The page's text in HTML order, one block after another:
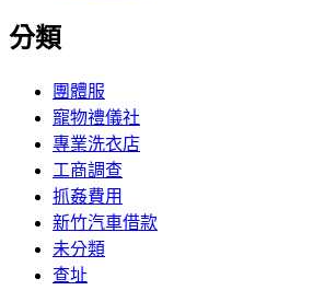
分類
團體服
寵物禮儀社
專業洗衣店
工商調查
抓姦費用
新竹汽車借款
未分類
查址